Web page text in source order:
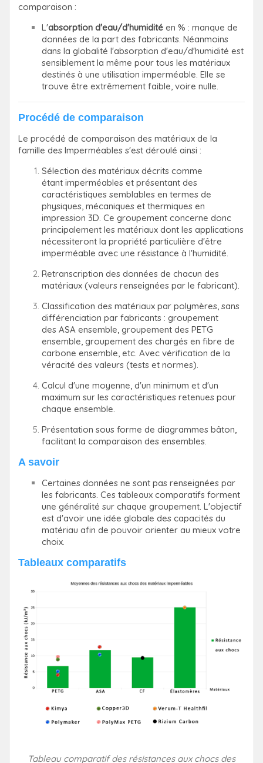
comparaison :
L'absorption d'eau/d'humidité en % : manque de
données de la part des fabricants. Néanmoins
dans la globalité l'absorption d'eau/d'humidité est
sensiblement la même pour tous les matériaux
destinés à une utilisation imperméable. Elle se
trouve être extrêmement faible, voire nulle.
Procédé de comparaison
Le procédé de comparaison des matériaux de la
famille des Imperméables s'est déroulé ainsi :
Sélection des matériaux décrits comme
étant imperméables et présentant des
caractéristiques semblables en termes de
physiques, mécaniques et thermiques en
impression 3D. Ce groupement concerne donc
principalement les matériaux dont les applications
nécessiteront la propriété particulière d'être
imperméable avec une résistance à l'humidité.
Retranscription des données de chacun des
matériaux (valeurs renseignées par le fabricant).
Classification des matériaux par polymères, sans
différenciation par fabricants : groupement
des ASA ensemble, groupement des PETG
ensemble, groupement des chargés en fibre de
carbone ensemble, etc. Avec vérification de la
véracité des valeurs (tests et normes).
Calcul d'une moyenne, d'un minimum et d'un
maximum sur les caractéristiques retenues pour
chaque ensemble.
Présentation sous forme de diagrammes bâton,
facilitant la comparaison des ensembles.
A savoir
Certaines données ne sont pas renseignées par
les fabricants. Ces tableaux comparatifs forment
une généralité sur chaque groupement. L'objectif
est d'avoir une idée globale des capacités du
matériau afin de pouvoir orienter au mieux votre
choix.
Tableaux comparatifs
Tableau comparatif des résistances aux chocs des